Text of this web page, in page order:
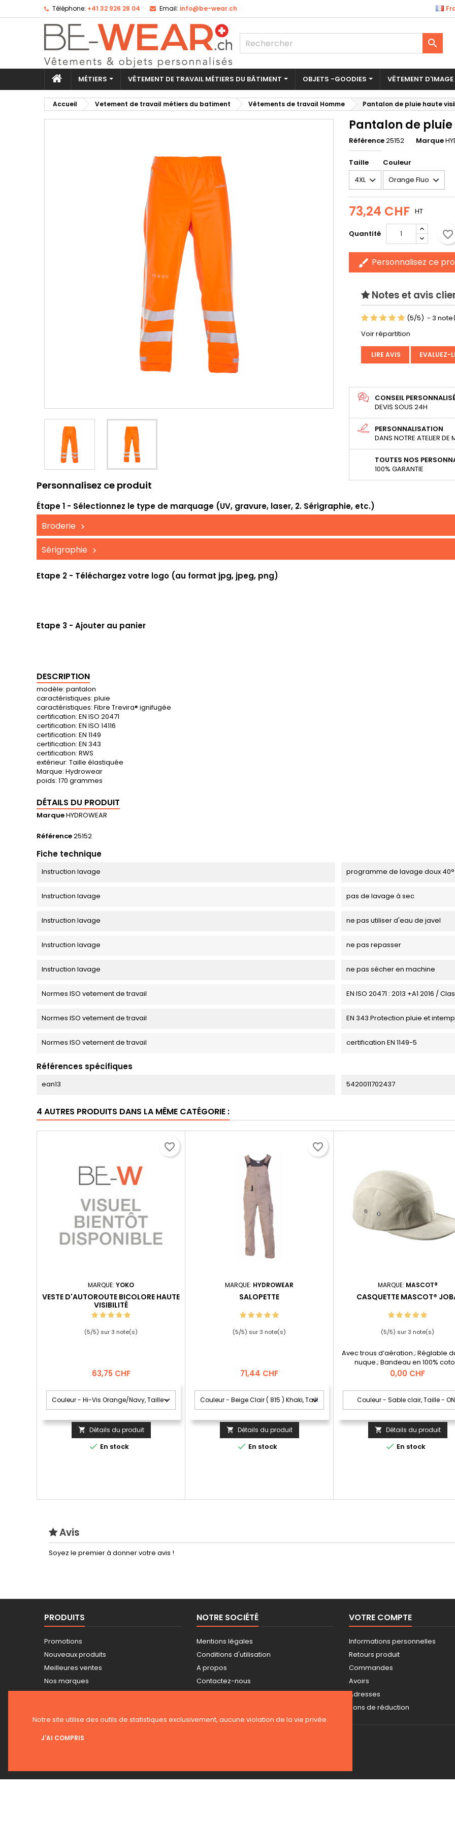
Ajouter à ma liste d'envies
Créer une nouvelle liste
Créer une liste d'envies
Nom de la liste d'envies
Annuler Créer une liste
Connexion
Vous devez être connecté pour ajouter des produits à votre liste
d'envies.
Annuler
Téléphone: +41 32 926 28 04 Email: info@be-wear.ch

MÉTIERS VÊTEMENT DE TRAVAIL MÉTIERS DU BÂTIMENT OBJETS -GOODIES VÊTEMENT D'IMAGE
Accueil Vetement de travail métiers du batiment Vêtements de travail Homme Pantalon de pluie haute
Pantalon de
Référence25152 Marque
Taille Couleur
73,24 CHF HT
Quantité favorite_border
brush Personnalisez ce
Notes et avis
(5/5) - 3
Voir répartition
LIRE AVIS EVALUEZ-
CONSEIL
DEVIS SOUS 24H
PERSONNALISATION
DANS NOTRE ATELIER DE
TOUTES NOS
100% GARANTIE
Personnalisez ce produit
Étape 1 - Sélectionnez le type de marquage (UV, gravure, laser, 2. Sérigraphie, etc.)
Broderie
Sérigraphie
Etape 2 - Téléchargez votre logo (au format jpg, jpeg, png)
Etape 3 - Ajouter au panier
DESCRIPTION
modèle: pantalon
caractéristiques: pluie
caractéristiques: Fibre Trevira® ignifugée
certification: EN ISO 20471
certification: EN ISO 14116
certification: EN 1149
certification: EN 343
certification: RWS
extérieur: Taille élastiquée
Marque: Hydrowear
poids: 170 grammes
DÉTAILS DU PRODUIT
MarqueHYDROWEAR
Référence25152
Fiche technique
Instruction lavage programme de lavage doux 40°
Instruction lavage pas de lavage à sec
Instruction lavage ne pas utiliser d'eau de javel
Instruction lavage ne pas repasser
Instruction lavage ne pas sécher en machine
Normes ISO vetement de travail EN ISO 20471 : 2013 +A1 2016 /
Normes ISO vetement de travail EN 343 Protection pluie et
Normes ISO vetement de travail certification EN 1149-5
Références spécifiques
ean13 5420011702437
4 AUTRES PRODUITS DANS LA MÊME CATÉGORIE :
MARQUE:YOKO
VESTE D'AUTOROUTE BICOLORE HAUTE
VISIBILITÉ
(5/5) sur3 note(s)
Prix
63,75 CHF
 Détails du produit
 En stock
favorite_border
MARQUE: HYDROWEAR
SALOPETTE
(5/5) sur3 note(s)
Prix
71,44 CHF
 Détails du produit
 En stock
favorite_border
MARQUE: MASCOT®
CASQUETTE MASCOT®
(5/5) sur3 note(s)
Avec trous d’aération.; Réglable
nuque.; Bandeau en 100%
Prix
0,00 CHF
 Détails du produit
 En stock
Avis
Soyez le premier à donner votre avis !
PRODUITS
Promotions
Nouveaux produits
Meilleures ventes
Nos marques
Tarifs professionnels
NOTRE SOCIÉTÉ
Mentions légales
Conditions d'utilisation
A propos
Contactez-nous
Plan du site
VOTRE COMPTE
Informations personnelles
Retours produit
Commandes
Avoirs
Adresses
Bons de réduction
Notre site utilise des outils de statistiques exclusivement, aucune violation de la vie privée.
J'AI COMPRIS